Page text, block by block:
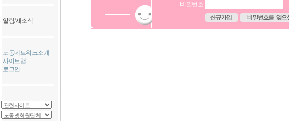
알림/새소식
노동네트워크소개
사이트맵
로그인
비밀번호